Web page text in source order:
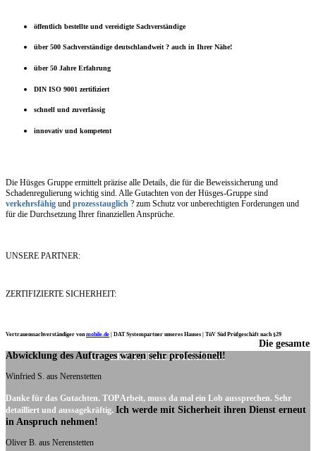
öffentlich bestellte und vereidigte Sachverständige
über 500 Sachverständige deutschlandweit ? auch in Ihrer Nähe!
über 50 Jahre Erfahrung
DIN ISO 9001 zertifiziert
schnell und zuverlässig
innovativ und kompetent
Die Hüsges Gruppe ermittelt präzise alle Details, die für die Beweissicherung und
Schadenregulierung wichtig sind. Alle Gutachten von der Hüsges-Gruppe sind
verkehrsfähig und prozesstauglich ? zum Schutz vor unberechtigten Forderungen und
für die Durchsetzung Ihrer finanziellen Ansprüche.
UNSERE PARTNER:
ZERTIFIZIERTE SICHERHEIT:
Vertrauenssachverständiger vonmobile.de DAT Systempartner unseres Hauses | TüV Süd Prüfgeschäft nach §29
UNSERE KUNDENSTIMMEN:
Die gesamte
Abwicklung des Auftrages waren sehr professionell!
Winfried S. aus Nerenstetten
Danke für das Gutachten. TOP Arbeit, muss da mal ein Lob aussprechen. Sehr
detailliert und aussagekräftig. Ich werde mit Sicherheit ihren Dienst erneut
in Anspruch nehmen!
Oliver B. aus Nerenstetten